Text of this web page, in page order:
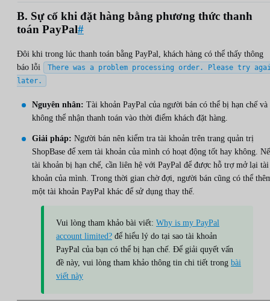
B. Sự cố khi đặt hàng bằng phương thức thanh
toán PayPal#
Đôi khi trong lúc thanh toán bằng PayPal, khách hàng có thể thấy thông
báo lỗi
There was a problem processing order. Please try
later.
Nguyên nhân: Tài khoản PayPal của người bán có thể bị hạn chế và
không thể nhận thanh toán vào thời điểm khách đặt hàng.
Giải pháp: Người bán nên kiểm tra tài khoản trên trang quản trị
ShopBase để xem tài khoản của mình có hoạt động tốt hay không.
tài khoản bị hạn chế, cần liên hệ với PayPal để được hỗ trợ mở lại tài
khoản của mình. Trong thời gian chờ đợi, người bán cũng có thể
một tài khoản PayPal khác để sử dụng thay thế.
Vui lòng tham khảo bài viết: Why is my PayPal
account limited? để hiểu lý do tại sao tài khoản
PayPal của bạn có thể bị hạn chế. Để giải quyết vấn
đề này, vui lòng tham khảo thông tin chi tiết trong bài
viết này